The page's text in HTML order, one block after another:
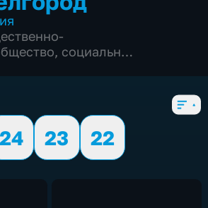
, социально-
24 23
22